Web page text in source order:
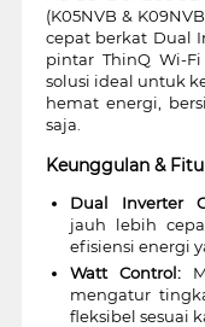
(K05NVB &
cepat berkat Dual
pintar ThinQ Wi-
solusi ideal untuk
hemat energi,
saja.
Keunggulan &
Dual Inverter
jauh lebih
efisiensi energi
Watt Control:
mengatur
fleksibel sesuai